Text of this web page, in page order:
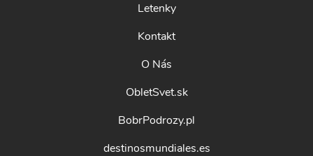
Letenky
Kontakt
O Nás
ObletSvet.sk
BobrPodrozy.pl
destinosmundiales.es